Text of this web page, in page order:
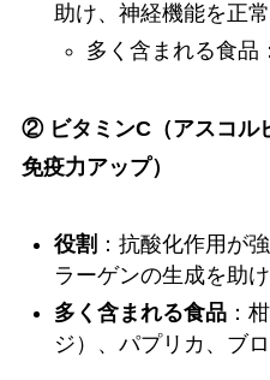
助け、神経機能を正常
多く含まれる食品
② ビタミンC（アスコル
免疫力アップ）
役割 ：抗酸化作用が
ラーゲンの生成を助
多く含まれる食品：
ジ）、パプリカ、ブ